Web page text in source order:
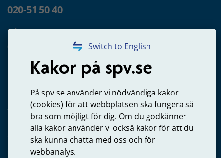
Switch to English
Kakor på spv.se
På spv.se använder vi nödvändiga kakor
(cookies) för att webbplatsen ska fungera så
bra som möjligt för dig. Om du godkänner
alla kakor använder vi också kakor för att du
ska kunna chatta med oss och för
webbanalys.
020-51 50 40
Frågor om utbetalning
020-65 00 65
Kontakta oss
Arbetsgivare
Frågor om administration av tjänstepension från statlig